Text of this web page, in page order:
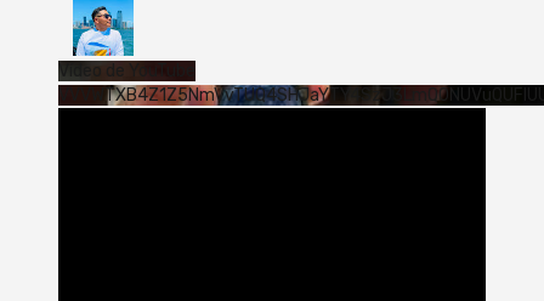
Vídeo de YouTube